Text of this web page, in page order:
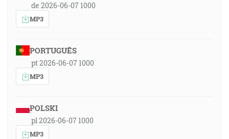
de 2026-06-07 1000
MP3
PORTUGUÊS
pt 2026-06-07 1000
MP3
POLSKI
pl 2026-06-07 1000
MP3